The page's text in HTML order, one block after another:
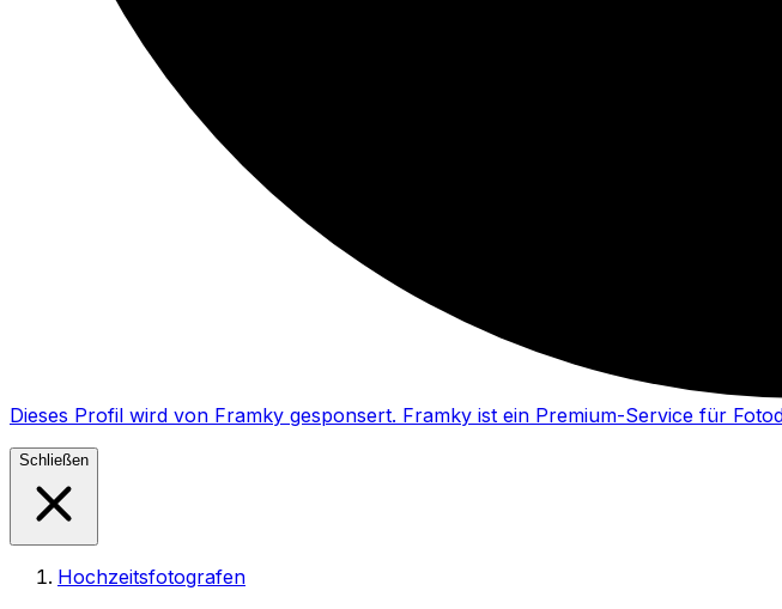
Dieses Profil wird von Framky gesponsert. Framky ist ein Premium-Service für
Schließen
Hochzeitsfotografen